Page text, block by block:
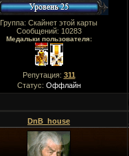
Группа: Скайнет этой карты
Сообщений: 10283
Медальки пользователя:
Репутация: 311
Статус: Оффлайн
DnB_house